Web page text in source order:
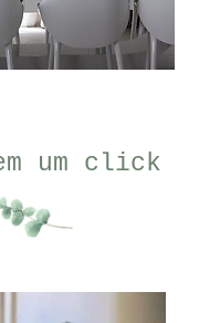
um click